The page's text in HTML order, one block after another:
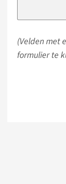
(Velden met
formulier te